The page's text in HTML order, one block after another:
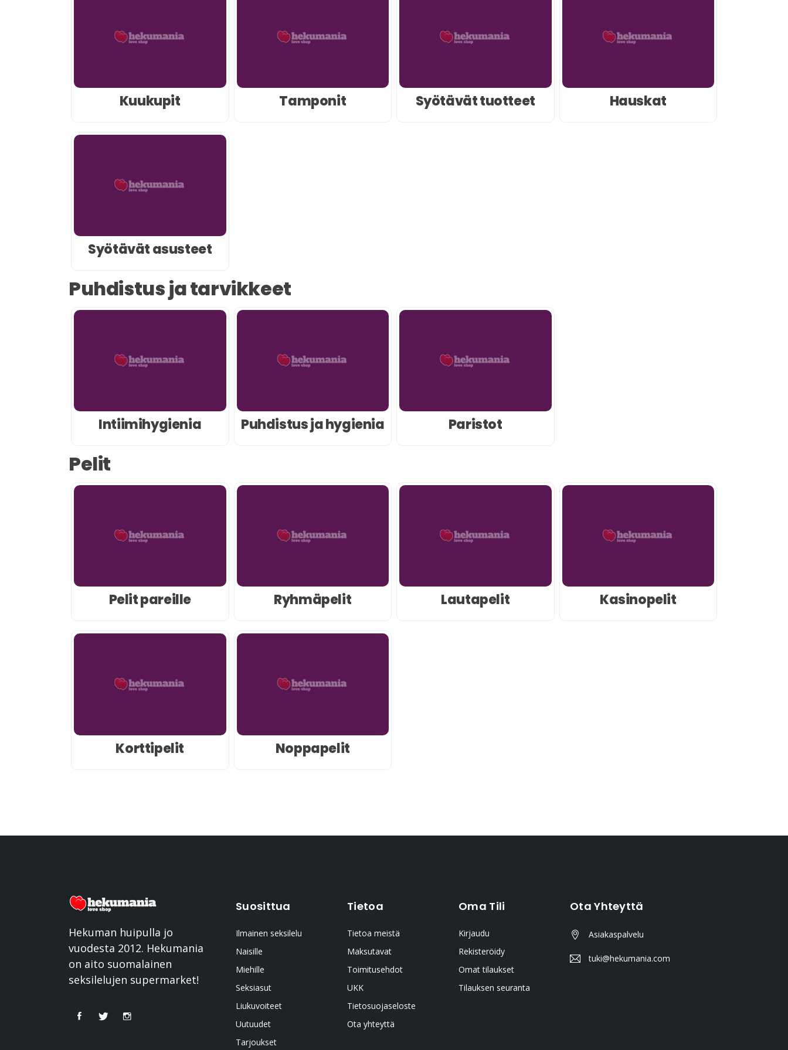
Kuukupit Tamponit Syötävät tuotteet Hauskat
Syötävät asusteet
Puhdistus ja tarvikkeet
Intiimihygienia Puhdistus ja hygienia Paristot
Pelit
Pelit pareille Ryhmäpelit Lautapelit Kasinopelit
Korttipelit Noppapelit
Hekuman huipulla jo
vuodesta 2012. Hekumania
on aito suomalainen
seksilelujen supermarket!
Suosittua
Ilmainen seksilelu
Naisille
Miehille
Seksiasut
Liukuvoiteet
Uutuudet
Tarjoukset
Tietoa
Tietoa meistä
Maksutavat
Toimitusehdot
UKK
Tietosuojaseloste
Ota yhteyttä
Oma Tili
Kirjaudu
Rekisteröidy
Omat tilaukset
Tilauksen seuranta
Ota Yhteyttä
Asiakaspalvelu
tuki@hekumania.com